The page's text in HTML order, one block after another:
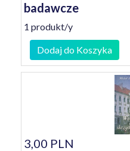
badawcze
1 produkt/y
Dodaj do Koszyka
3,00 PLN